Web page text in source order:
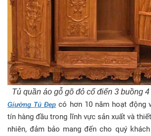
Tủ quần áo gỗ gõ đỏ cổ điển 3 buồng
Giường Tủ Đẹp có hơn 10 năm hoạt động
tín hàng đầu trong lĩnh vực sản xuất và
nhiên, đảm bảo mang đến cho quý